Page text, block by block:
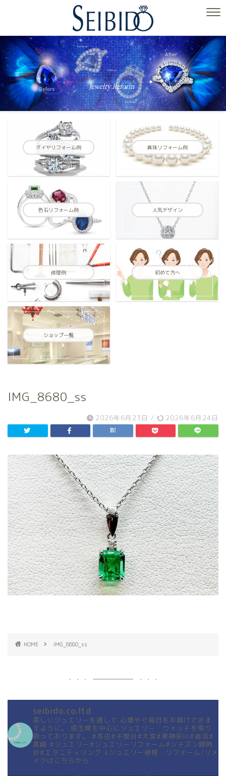
ダイヤリフォーム例 真珠リフォーム例
色石リフォーム例 人気デザイン
修理例 初めて方へ
ショップ一覧
IMG_8680_ss
2026年6月23日 / 2026年6月24日
HOME IMG_8680_ss
seibido.co.ltd
美しいジュエリーを通して 心華やぐ毎日をお届けできま
すように。
埼玉県を中心にジュエリー・ウォッチを取り
扱っております。
#本庄#千間台#大宮#東神奈川#追浜#
高崎 #ジュエリー#ジュエリーリフォーム#シチズン腕時
計#エタニティリング ↓ジュエリー修理・リフォーム/リメ
イクはこちらから